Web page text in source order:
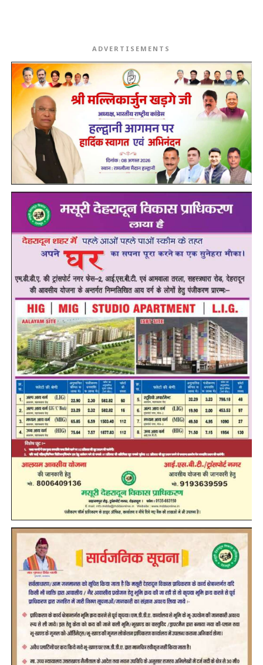
ADVERTISEMENTS